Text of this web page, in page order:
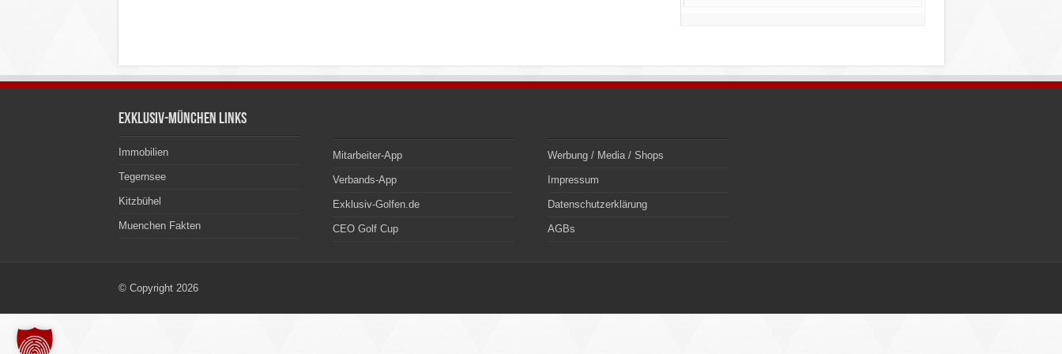
Exklusiv-München Links
Immobilien
Tegernsee
Kitzbühel
Muenchen Fakten
Mitarbeiter-App
Verbands-App
Exklusiv-Golfen.de
CEO Golf Cup
Werbung / Media / Shops
Impressum
Datenschutzerklärung
AGBs
© Copyright 2026